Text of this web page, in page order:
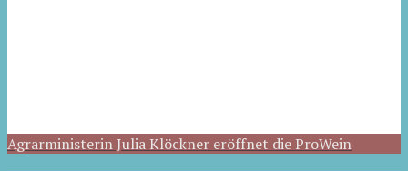
Agrarministerin Julia Klöckner eröffnet die ProWein